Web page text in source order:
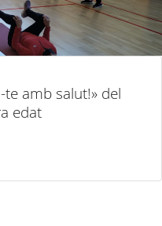
amb salut!» del
edat